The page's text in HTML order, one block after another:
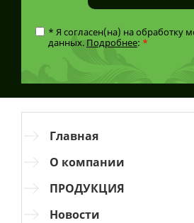
* Я согласен(на) на обработку
данных. Подробнее: *
Главная
О компании
ПРОДУКЦИЯ
Новости